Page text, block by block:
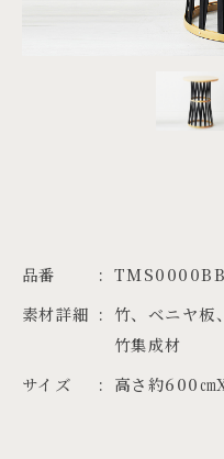
品番
素材詳細
竹、ベニヤ板
竹集成材
サイズ
高さ約600